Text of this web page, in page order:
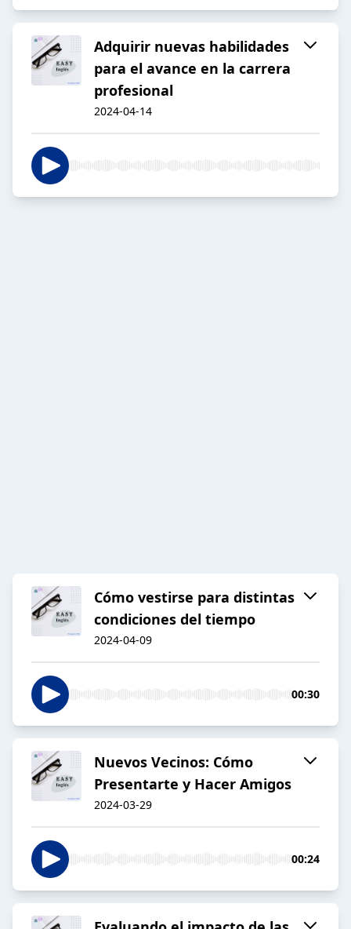
Adquirir nuevas habilidades
para el avance en la carrera
profesional
2024-04-14
Cómo vestirse para distintas
condiciones del tiempo
2024-04-09
00:30
Nuevos Vecinos: Cómo
Presentarte y Hacer Amigos
2024-03-29
00:24